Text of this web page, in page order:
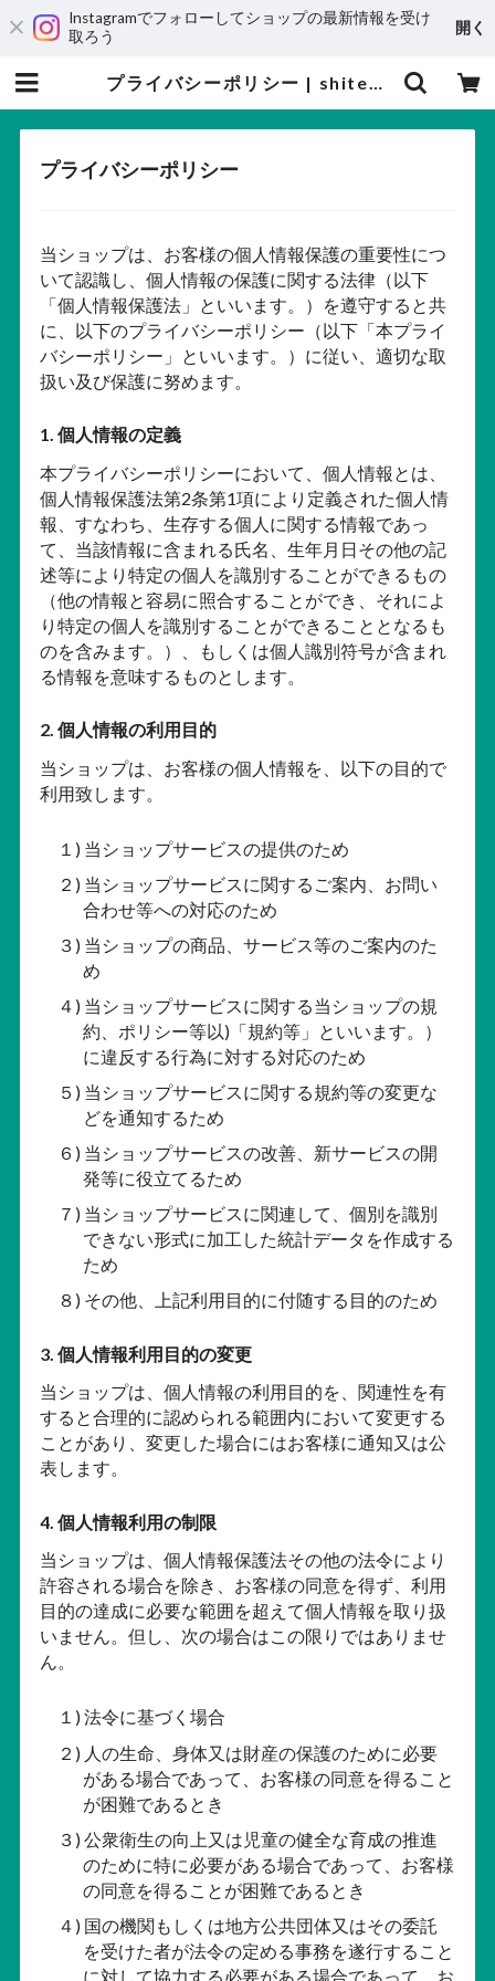
Instagramでフォローしてショップの最新情報を受け
取ろう
開く
プライバシーポリシー | shitekobe
プライバシーポリシー
当ショップは、お客様の個人情報保護の重要性につ
いて認識し、個人情報の保護に関する法律（以下
「個人情報保護法」といいます。）を遵守すると共
に、以下のプライバシーポリシー（以下「本プライ
バシーポリシー」といいます。）に従い、適切な取
扱い及び保護に努めます。
1. 個人情報の定義
本プライバシーポリシーにおいて、個人情報とは、
個人情報保護法第2条第1項により定義された個人情
報、すなわち、生存する個人に関する情報であっ
て、当該情報に含まれる氏名、生年月日その他の記
述等により特定の個人を識別することができるもの
（他の情報と容易に照合することができ、それによ
り特定の個人を識別することができることとなるも
のを含みます。）、もしくは個人識別符号が含まれ
る情報を意味するものとします。
2. 個人情報の利用目的
当ショップは、お客様の個人情報を、以下の目的で
利用致します。
１) 当ショップサービスの提供のため
２) 当ショップサービスに関するご案内、お問い
合わせ等への対応のため
３) 当ショップの商品、サービス等のご案内のた
め
４) 当ショップサービスに関する当ショップの規
約、ポリシー等以)「規約等」といいます。）
に違反する行為に対する対応のため
５) 当ショップサービスに関する規約等の変更な
どを通知するため
６) 当ショップサービスの改善、新サービスの開
発等に役立てるため
７) 当ショップサービスに関連して、個別を識別
できない形式に加工した統計データを作成する
ため
８) その他、上記利用目的に付随する目的のため
3. 個人情報利用目的の変更
当ショップは、個人情報の利用目的を、関連性を有
すると合理的に認められる範囲内において変更する
ことがあり、変更した場合にはお客様に通知又は公
表します。
4. 個人情報利用の制限
当ショップは、個人情報保護法その他の法令により
許容される場合を除き、お客様の同意を得ず、利用
目的の達成に必要な範囲を超えて個人情報を取り扱
いません。但し、次の場合はこの限りではありませ
ん。
１) 法令に基づく場合
２) 人の生命、身体又は財産の保護のために必要
がある場合であって、お客様の同意を得ること
が困難であるとき
３) 公衆衛生の向上又は児童の健全な育成の推進
のために特に必要がある場合であって、お客様
の同意を得ることが困難であるとき
４) 国の機関もしくは地方公共団体又はその委託
を受けた者が法令の定める事務を遂行すること
に対して協力する必要がある場合であって、お